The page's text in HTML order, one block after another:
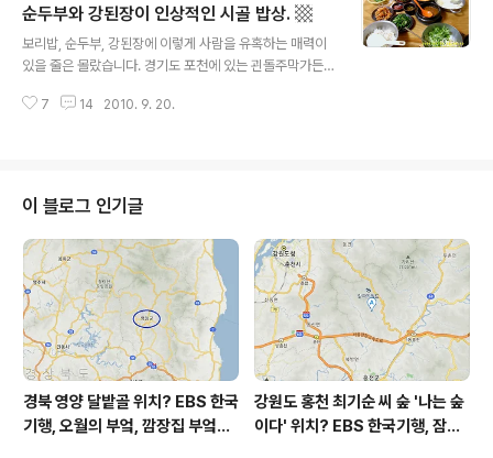
여건이 허락하면) 여러 꽃과 나무를 심으신다죠. 그렇게 심
지 않으셔도 매년 때가 되면 꽃과 나무들은 앞다투어 자태
를 뽐 냅니다. 처가에 갈 때, 명절 때처럼 시간 여유가 좀 있
겠다 싶으면, 50D 카메라를 챙겨갑니다. 식구들과 식사를
마치고 일상 대화도 나눈 후 좀 자유로와지면 카메라를 들
순두부와 강된장이 인상적인 시골 밥상. ▩
보리밥, 순두부, 강된장에 이렇게 사람을 유혹하는 매력이
있을 줄은 몰랐습니다. 경기도 포천에 있는 괸돌주막가든
기억이 잘 안 나지만 아마도 2000년 무렵이 아니었나 싶
안 되고요. 순두부, 강된장을 곁들인 보리밥 정식 전문점입
니다. 물론, 술도 팔긴 하지만, 단일 메뉴 보리밥 정식으로
승부하는 집이라 보시면 됩니다. (저는 잘 모르지만^^) 대
략 아버지 뻘쯤 되는 어르신들 세대가 논에서 밭에서 농사
짓다가 나무 그늘에서 먹는 한끼 식사를 연상시키는 식사
지요. 저희가 ..
7 14 2010. 9. 20.
이 블로그 인기글
경북 영양 달밭골 위치? EBS 한국
기행, 오월의 부엌, 깜장집 부엌은
강원도 홍천 최기순 씨 숲 '나는 숲
이다' 위치? EBS 한국기행, 잠시